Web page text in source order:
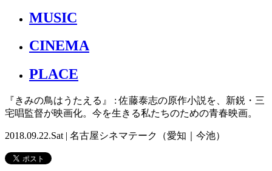
MUSIC
CINEMA
PLACE
『きみの鳥はうたえる』 : 佐藤泰志の原作小説を、新鋭・三
宅唱監督が映画化。今を生きる私たちのための青春映画。
2018.09.22.Sat | 名古屋シネマテーク（愛知｜今池）